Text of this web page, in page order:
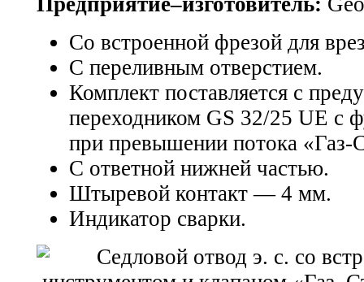
Со встроенной фрезой для
С переливным отверстием.
Комплект поставляется с
переходником GS 32/25 UE с
при превышении потока «Газ-
С ответной нижней частью.
Штыревой контакт — 4 мм.
Индикатор сварки.